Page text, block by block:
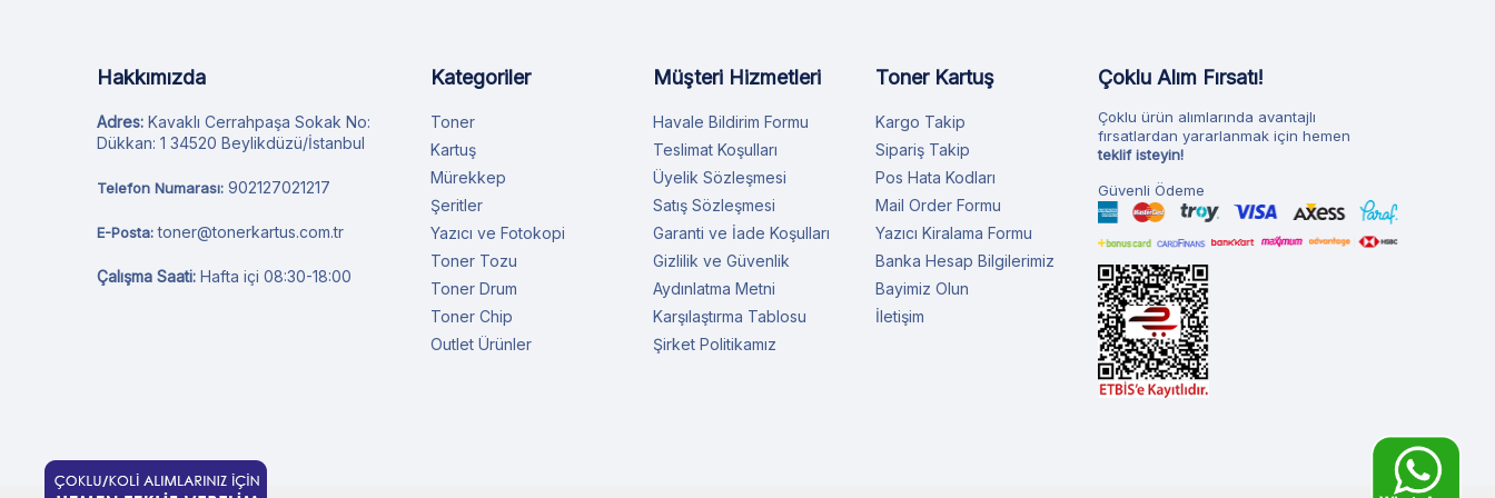
Hakkımızda
Adres: Kavaklı Cerrahpaşa Sokak No:
Dükkan: 1 34520 Beylikdüzü/İstanbul
Telefon Numarası: 902127021217
E-Posta: toner@tonerkartus.com.tr
Çalışma Saati: Hafta içi 08:30-18:00
Kategoriler
Toner
Kartuş
Mürekkep
Şeritler
Yazıcı ve Fotokopi
Toner Tozu
Toner Drum
Toner Chip
Outlet Ürünler
Müşteri Hizmetleri
Havale Bildirim Formu
Teslimat Koşulları
Üyelik Sözleşmesi
Satış Sözleşmesi
Garanti ve İade Koşulları
Gizlilik ve Güvenlik
Aydınlatma Metni
Karşılaştırma Tablosu
Şirket Politikamız
Toner Kartuş
Kargo Takip
Sipariş Takip
Pos Hata Kodları
Mail Order Formu
Yazıcı Kiralama Formu
Banka Hesap Bilgilerimiz
Bayimiz Olun
İletişim
Çoklu Alım Fırsatı!
Çoklu ürün alımlarında avantajlı
fırsatlardan yararlanmak için hemen
teklif isteyin!
Güvenli Ödeme